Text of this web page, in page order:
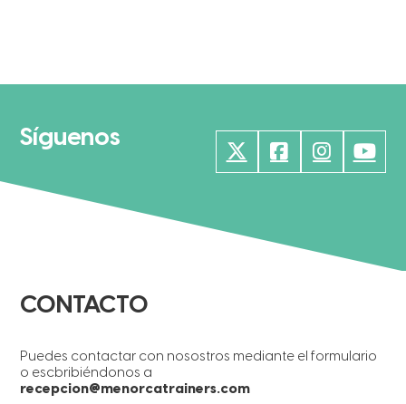
Síguenos
CONTACTO
Puedes contactar con nosostros mediante el formulario
o escbribiéndonos a
recepcion@menorcatrainers.com